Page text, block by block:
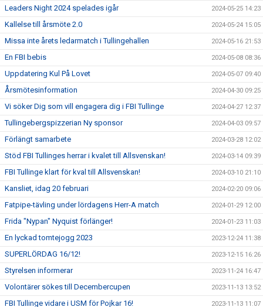
Leaders Night 2024 spelades igår 2024-05-25 14:23
Kallelse till årsmöte 2.0 2024-05-24 15:05
Missa inte årets ledarmatch i Tullingehallen 2024-05-16 21:53
En FBI bebis 2024-05-08 08:36
Uppdatering Kul På Lovet 2024-05-07 09:40
Årsmötesinformation 2024-04-30 09:25
Vi söker Dig som vill engagera dig i FBI Tullinge 2024-04-27 12:37
Tullingebergspizzerian Ny sponsor 2024-04-03 09:57
Förlängt samarbete 2024-03-28 12:02
Stöd FBI Tullinges herrar i kvalet till Allsvenskan! 2024-03-14 09:39
FBI Tullinge klart för kval till Allsvenskan! 2024-03-10 21:10
Kansliet, idag 20 februari 2024-02-20 09:06
Fatpipe-tävling under lördagens Herr-A match 2024-01-29 12:00
Frida "Nypan" Nyquist förlänger! 2024-01-23 11:03
En lyckad tomtejogg 2023 2023-12-24 11:38
SUPERLÖRDAG 16/12! 2023-12-15 16:26
Styrelsen informerar 2023-11-24 16:47
Volontärer sökes till Decembercupen 2023-11-13 13:52
FBI Tullinge vidare i USM för Pojkar 16! 2023-11-13 11:07